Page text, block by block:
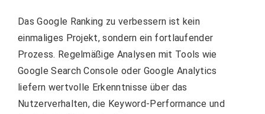
Das Google Ranking zu verbessern ist kein
einmaliges Projekt, sondern ein fortlaufender
Prozess. Regelmäßige Analysen mit Tools wie
Google Search Console oder Google Analytics
liefern wertvolle Erkenntnisse über das
Nutzerverhalten, die Keyword-Performance und